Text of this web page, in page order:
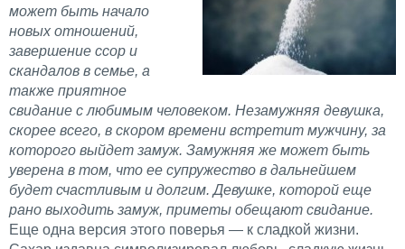
может быть начало
новых отношений,
завершение ссор и
скандалов в семье, а
также приятное
свидание с любимым человеком. Незамужняя девушка,
скорее всего, в скором времени встретит мужчину, за
которого выйдет замуж. Замужняя же может быть
уверена в том, что ее супружество в дальнейшем
будет счастливым и долгим. Девушке, которой еще
рано выходить замуж, приметы обещают свидание.
Еще одна версия этого поверья — к сладкой жизни.